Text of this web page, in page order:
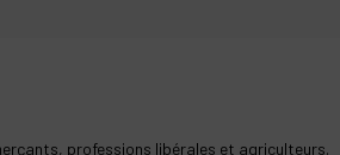
professions libérales et agriculteurs.